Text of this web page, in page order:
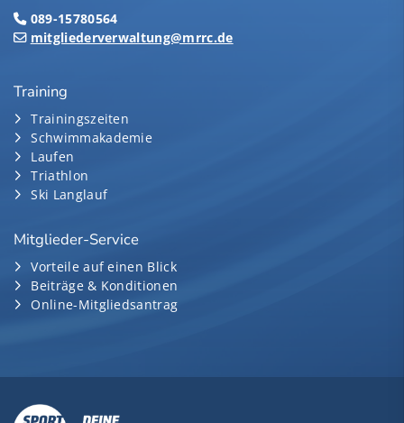
089-15780564
mitgliederverwaltung@mrrc.de
Training
Trainingszeiten
Schwimmakademie
Laufen
Triathlon
Ski Langlauf
Mitglieder-Service
Vorteile auf einen Blick
Beiträge & Konditionen
Online-Mitgliedsantrag